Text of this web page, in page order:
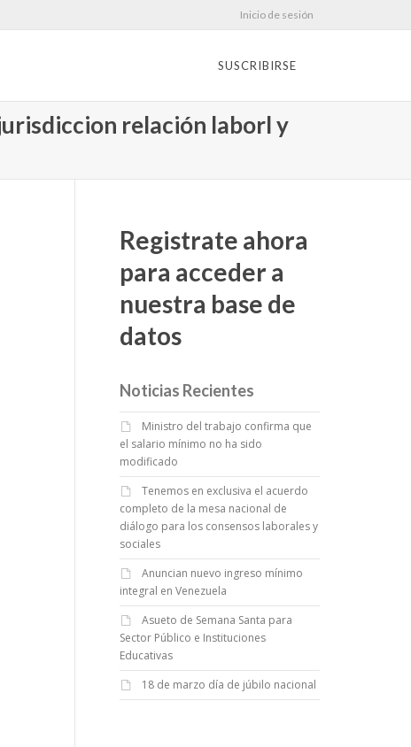
Inicio de sesión
SUSCRIBIRSE
relación laborl y
Registrate ahora
para acceder a
nuestra base de
datos
Noticias Recientes
Ministro del trabajo confirma que
el salario mínimo no ha sido
modificado
Tenemos en exclusiva el acuerdo
completo de la mesa nacional de
diálogo para los consensos laborales y
sociales
Anuncian nuevo ingreso mínimo
integral en Venezuela
Asueto de Semana Santa para
Sector Público e Instituciones
Educativas
18 de marzo día de júbilo nacional